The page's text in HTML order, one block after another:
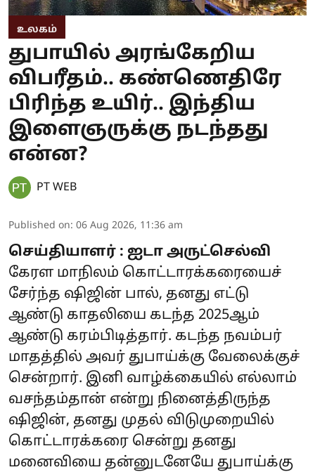
உலகம்
துபாயில் அரங்கேறிய
விபரீதம்.. கண்ணெதிரே
பிரிந்த உயிர்.. இந்திய
இளைஞருக்கு நடந்தது
என்ன?
PT WEB
Published on: 06 Aug 2026, 11:36 am
செய்தியாளர் : ஐடா அருட்செல்வி
கேரள மாநிலம் கொட்டாரக்கரையைச்
சேர்ந்த ஷிஜின் பால், தனது எட்டு
ஆண்டு காதலியை கடந்த 2025ஆம்
ஆண்டு கரம்பிடித்தார். கடந்த நவம்பர்
மாதத்தில் அவர் துபாய்க்கு வேலைக்குச்
சென்றார். இனி வாழ்க்கையில் எல்லாம்
வசந்தம்தான் என்று நினைத்திருந்த
ஷிஜின், தனது முதல் விடுமுறையில்
கொட்டாரக்கரை சென்று தனது
மனைவியை தன்னுடனேயே துபாய்க்கு